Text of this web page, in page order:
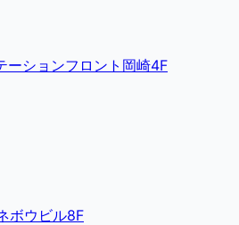
ーションフロント岡崎4F
ボウビル8F